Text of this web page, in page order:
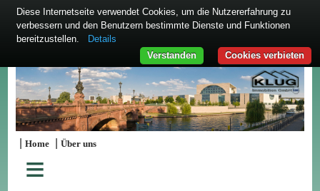
|Home |Über uns
≡
Diese Internetseite verwendet Cookies, um die Nutzererfahrung zu
verbessern und den Benutzern bestimmte Dienste und Funktionen
bereitzustellen.
Details
Cookies verbieten
Verstanden